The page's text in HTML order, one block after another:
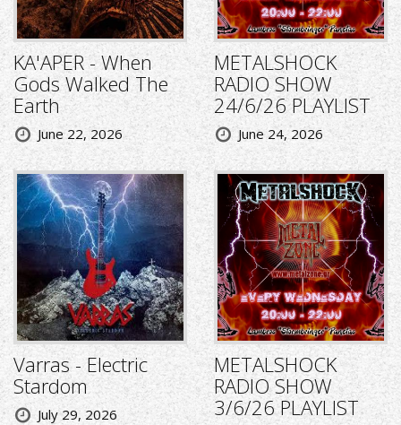
KA'APER - When
Gods Walked The
Earth
June 22, 2026
METALSHOCK
RADIO SHOW
24/6/26 PLAYLIST
June 24, 2026
Varras - Electric
Stardom
July 29, 2026
METALSHOCK
RADIO SHOW
3/6/26 PLAYLIST